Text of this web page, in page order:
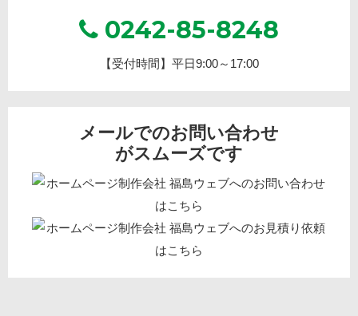
0242-85-8248
【受付時間】平日9:00～17:00
メールでのお問い合わせ
がスムーズです